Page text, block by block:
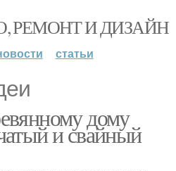
РЕМОНТ И ДИЗАЙН
статьи
дому
и свайный